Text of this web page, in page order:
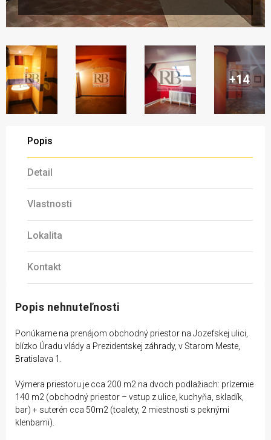
+14
Popis
Detail
Vlastnosti
Lokalita
Kontakt
Popis nehnuteľnosti
Ponúkame na prenájom obchodný priestor na Jozefskej ulici,
blízko Úradu vlády a Prezidentskej záhrady, v Starom Meste,
Bratislava 1.
Výmera priestoru je cca 200 m2 na dvoch podlažiach: prízemie
140 m2 (obchodný priestor – vstup z ulice, kuchyňa, skladík,
bar) + suterén cca 50m2 (toalety, 2 miestnosti s peknými
klenbami).